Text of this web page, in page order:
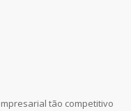
tão competitivo